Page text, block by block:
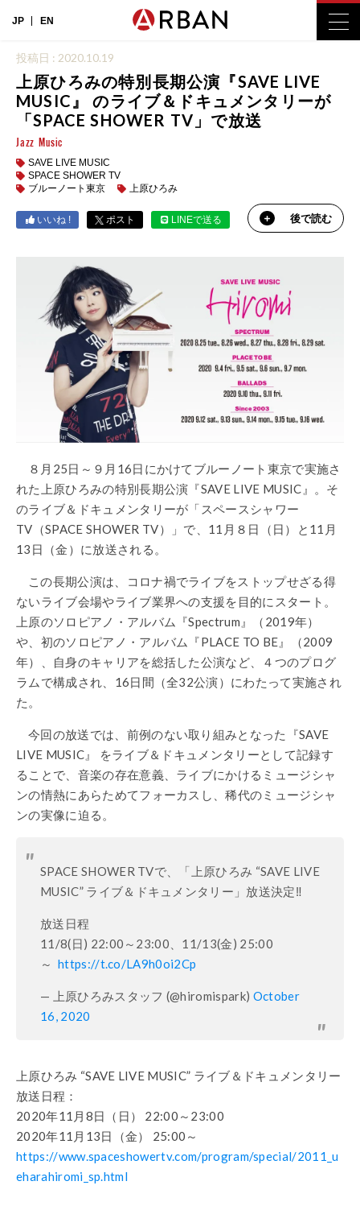
JP EN
投稿日 : 2020.10.19
上原ひろみの特別長期公演『SAVE LIVE
MUSIC』 のライブ＆ドキュメンタリーが
「SPACE SHOWER TV」で放送
Jazz Music
SAVE LIVE MUSIC
SPACE SHOWER TV
ブルーノート東京
上原ひろみ
いいね ! ポスト LINEで送る 後で読む
８月25日～９月16日にかけてブルーノート東京で実施さ
れた上原ひろみの特別長期公演『SAVE LIVE MUSIC』。そ
のライブ＆ドキュメンタリーが「スペースシャワー
TV（SPACE SHOWER TV）」で、11月８日（日）と11月
13日（金）に放送される。
この長期公演は、コロナ禍でライブをストップせざる得
ないライブ会場やライブ業界への支援を目的にスタート。
上原のソロピアノ・アルバム『Spectrum』（2019年）
や、初のソロピアノ・アルバム『PLACE TO BE』（2009
年）、自身のキャリアを総括した公演など、４つのプログ
ラムで構成され、16日間（全32公演）にわたって実施され
た。
今回の放送では、前例のない取り組みとなった『SAVE
LIVE MUSIC』 をライブ＆ドキュメンタリーとして記録す
ることで、音楽の存在意義、ライブにかけるミュージシャ
ンの情熱にあらためてフォーカスし、稀代のミュージシャ
ンの実像に迫る。
SPACE SHOWER TVで、「上原ひろみ “SAVE LIVE
MUSIC” ライブ＆ドキュメンタリー」放送決定‼︎
放送日程
11/8(日) 22:00～23:00、11/13(金) 25:00
～ https://t.co/LA9h0oi2Cp
— 上原ひろみスタッフ (@hiromispark) October
16, 2020
上原ひろみ “SAVE LIVE MUSIC” ライブ＆ドキュメンタリー
放送日程：
2020年11月8日（日） 22:00～23:00
2020年11月13日（金） 25:00～
https://www.spaceshowertv.com/program/special/2011_u
eharahiromi_sp.html